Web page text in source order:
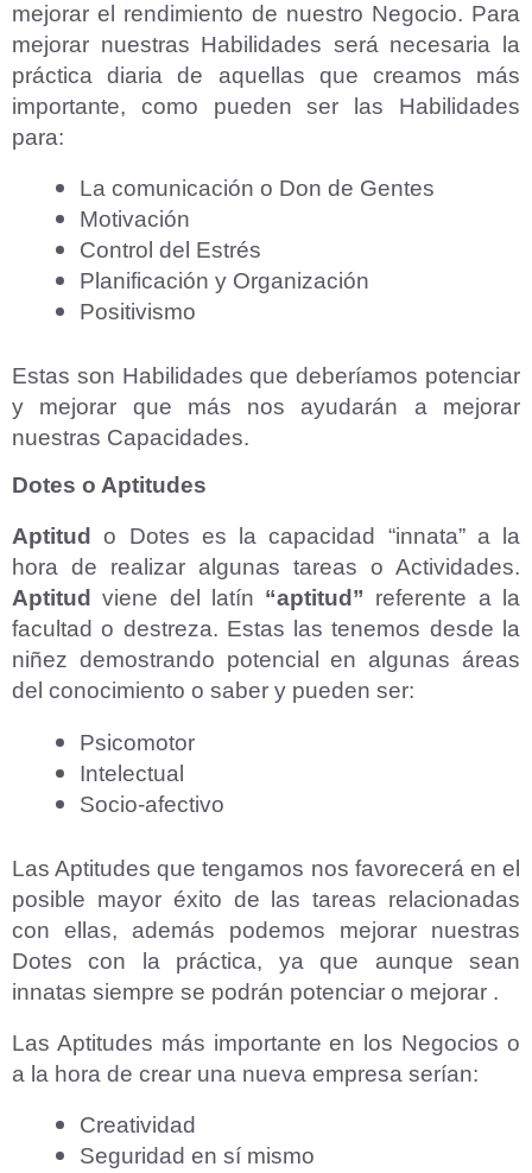
mejorar el rendimiento de nuestro Negocio. Para
mejorar nuestras Habilidades será necesaria la
práctica diaria de aquellas que creamos más
importante, como pueden ser las Habilidades
para:
La comunicación o Don de Gentes
Motivación
Control del Estrés
Planificación y Organización
Positivismo
Estas son Habilidades que deberíamos potenciar
y mejorar que más nos ayudarán a mejorar
nuestras Capacidades.
Dotes o Aptitudes
Aptitud
o Dotes es la capacidad “innata” a la
hora de realizar algunas tareas o Actividades.
Aptitud
viene del latín “aptitud” referente a la
facultad o destreza. Estas las tenemos desde la
niñez demostrando potencial en algunas áreas
del conocimiento o saber y pueden ser:
Psicomotor
Intelectual
Socio-afectivo
Las Aptitudes que tengamos nos favorecerá en el
posible mayor éxito de las tareas relacionadas
con ellas, además podemos mejorar nuestras
Dotes con la práctica, ya que aunque sean
innatas siempre se podrán potenciar o mejorar .
Las Aptitudes más importante en los Negocios o
a la hora de crear una nueva empresa serían:
Creatividad
Seguridad en sí mismo